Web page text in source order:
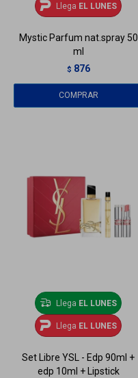
Llega EL LUNES
Mystic Parfum nat.spray 50
ml
$ 876
Llega EL LUNES
Llega EL LUNES
Set Libre YSL - Edp 90ml +
edp 10ml + Lipstick